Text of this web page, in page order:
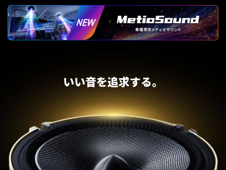
いい音を追求する。